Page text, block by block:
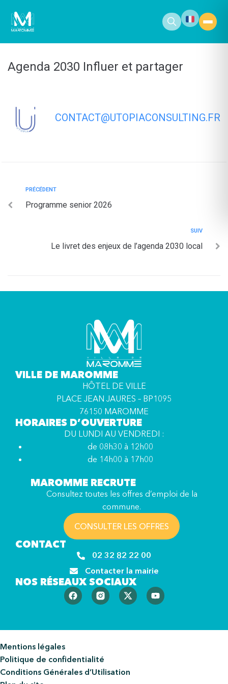
principal
Agenda 2030 Influer et partager
CONTACT@UTOPIACONSULTING.FR
PRÉCÉDENT
Programme senior 2026
SUIV
Le livret des enjeux de l’agenda 2030 local
VILLE DE MAROMME
HÔTEL DE VILLE
PLACE JEAN JAURES – BP1095
76150 MAROMME
HORAIRES D’OUVERTURE
DU LUNDI AU VENDREDI :
de 08h30 à 12h00
de 14h00 à 17h00
MAROMME RECRUTE
Consultez toutes les offres d’emploi de la
commune.
CONSULTER LES OFFRES
CONTACT
02 32 82 22 00
Contacter la mairie
NOS RÉSEAUX SOCIAUX
Mentions légales
Politique de confidentialité
Conditions Générales d’Utilisation